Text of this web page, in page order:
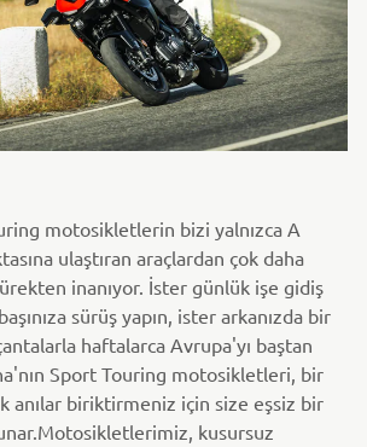
motosikletlerin bizi yalnızca A
ulaştıran araçlardan çok daha
inanıyor. İster günlük işe gidiş
sürüş yapın, ister arkanızda bir
haftalarca Avrupa'yı baştan
Sport Touring motosikletleri, bir
anılar biriktirmeniz için size eşsiz bir
kusursuz